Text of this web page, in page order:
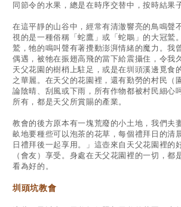
同節令的水果，總是在時序交替中，按時結果子
在這平靜的山谷中，經常有清澈響亮的鳥鳴聲
視的是一種俗稱「蛇鷹」或「蛇鵰」的大冠鷲
鷲，牠的鳴叫聲有著攪動澎湃情緒的魔力。我
偶遇，被牠在振翅高飛的當下給震攝住，令我
天父花園的樹梢上駐足，或是在圳頭溪邊覓食
之華麗。在天父的花園裡，還有勤勞的村民（
論陰晴、刮風或下雨，所有作物都被村民細心
所有，都是天父所賞賜的產業。
教會的後方原本有一塊荒廢的小土地，我們夫
畝地要種些可以泡茶的花草，每個禮拜日的清
日禮拜後一起享用。」這壺來自天父花園裡的
（會友）享受。身處在天父花園裡的一切，都
看為好的。
圳頭坑教會